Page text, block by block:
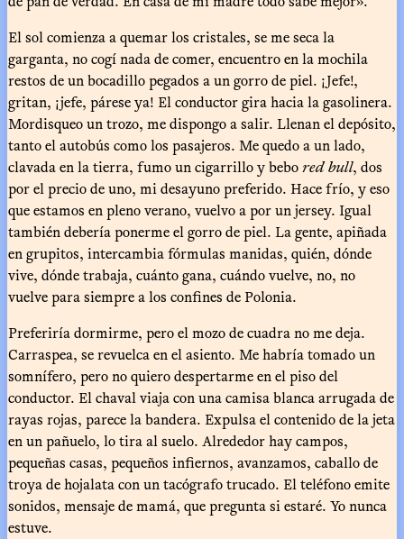
El sol comienza a quemar los cristales, se me seca la
garganta, no cogí nada de comer, encuentro en la mochila
restos de un bocadillo pegados a un gorro de piel. ¡Jefe!,
gritan, ¡jefe, párese ya! El conductor gira hacia la gasolinera.
Mordisqueo un trozo, me dispongo a salir. Llenan el depósito,
tanto el autobús como los pasajeros. Me quedo a un lado,
clavada en la tierra, fumo un cigarrillo y bebored bull, dos
por el precio de uno, mi desayuno preferido. Hace frío, y eso
que estamos en pleno verano, vuelvo a por un jersey. Igual
también debería ponerme el gorro de piel. La gente, apiñada
en grupitos, intercambia fórmulas manidas, quién, dónde
vive, dónde trabaja, cuánto gana, cuándo vuelve, no, no
vuelve para siempre a los confines de Polonia.
Preferiría dormirme, pero el mozo de cuadra no me deja.
Carraspea, se revuelca en el asiento. Me habría tomado un
somnífero, pero no quiero despertarme en el piso del
conductor. El chaval viaja con una camisa blanca arrugada de
rayas rojas, parece la bandera. Expulsa el contenido de la jeta
en un pañuelo, lo tira al suelo. Alrededor hay campos,
pequeñas casas, pequeños infiernos, avanzamos, caballo de
troya de hojalata con un tacógrafo trucado. El teléfono emite
sonidos, mensaje de mamá, que pregunta si estaré. Yo nunca
estuve.